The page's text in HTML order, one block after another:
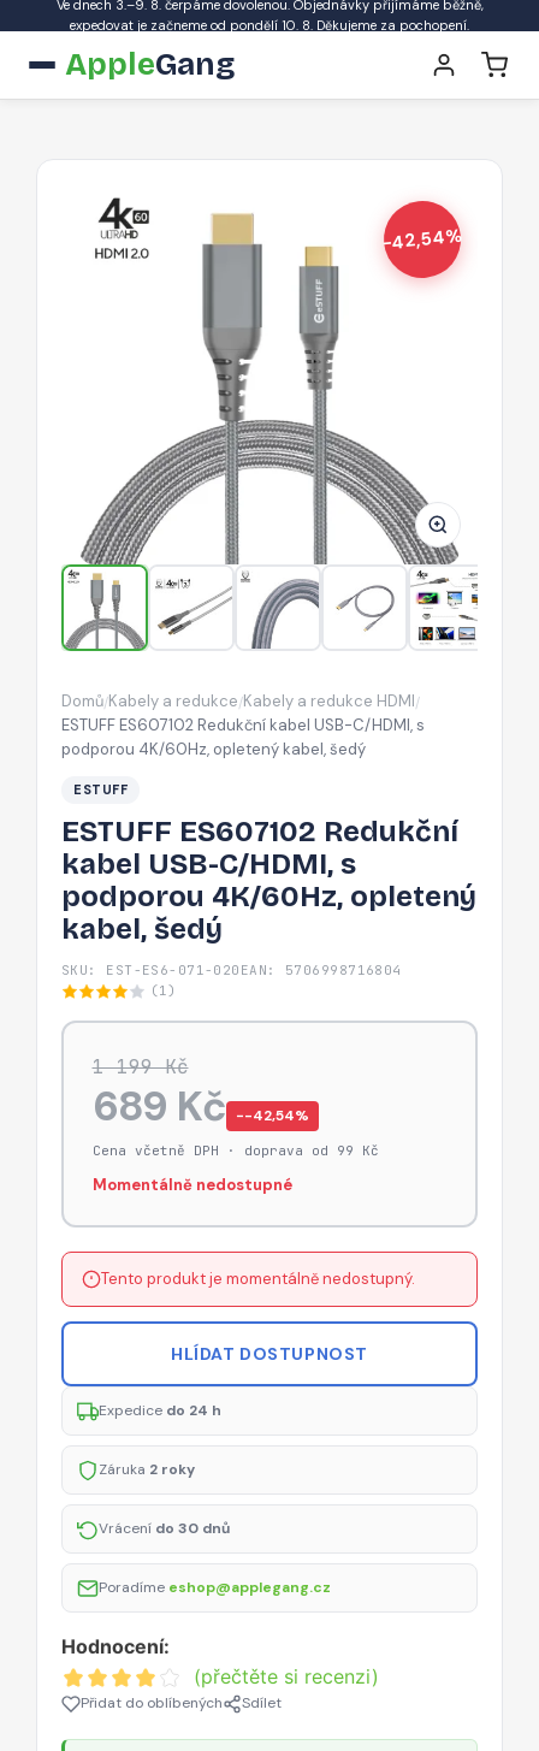
Ve dnech 3.–9. 8. čerpáme dovolenou. Objednávky přijímáme běžně,
expedovat je začneme od pondělí 10. 8. Děkujeme za pochopení.
AppleGang
-42,54%
ESTUFF
ES607102
Redukční
kabel
USB-
C/HDMI,
s
podporou
4K/60Hz,
opletený
šedý
Domů/Kabely a redukce/Kabely a redukce HDMI/
ESTUFF ES607102 Redukční kabel USB-C/HDMI, s
podporou 4K/60Hz, opletený kabel, šedý
ESTUFF
ESTUFF ES607102 Redukční
kabel USB-C/HDMI, s
podporou 4K/60Hz, opletený
kabel, šedý
SKU: EST-ES6-071-020 EAN: 5706998716804
(1)
1 199 Kč
689 Kč −-42,54%
Cena včetně DPH · doprava od 99 Kč
Momentálně nedostupné
Tento produkt je momentálně nedostupný.
HLÍDAT DOSTUPNOST
Expedice do 24 h
Záruka 2 roky
Vrácení do 30 dnů
Poradíme eshop@applegang.cz
Hodnocení:
(přečtěte si recenzi)
Přidat do oblíbených Sdílet